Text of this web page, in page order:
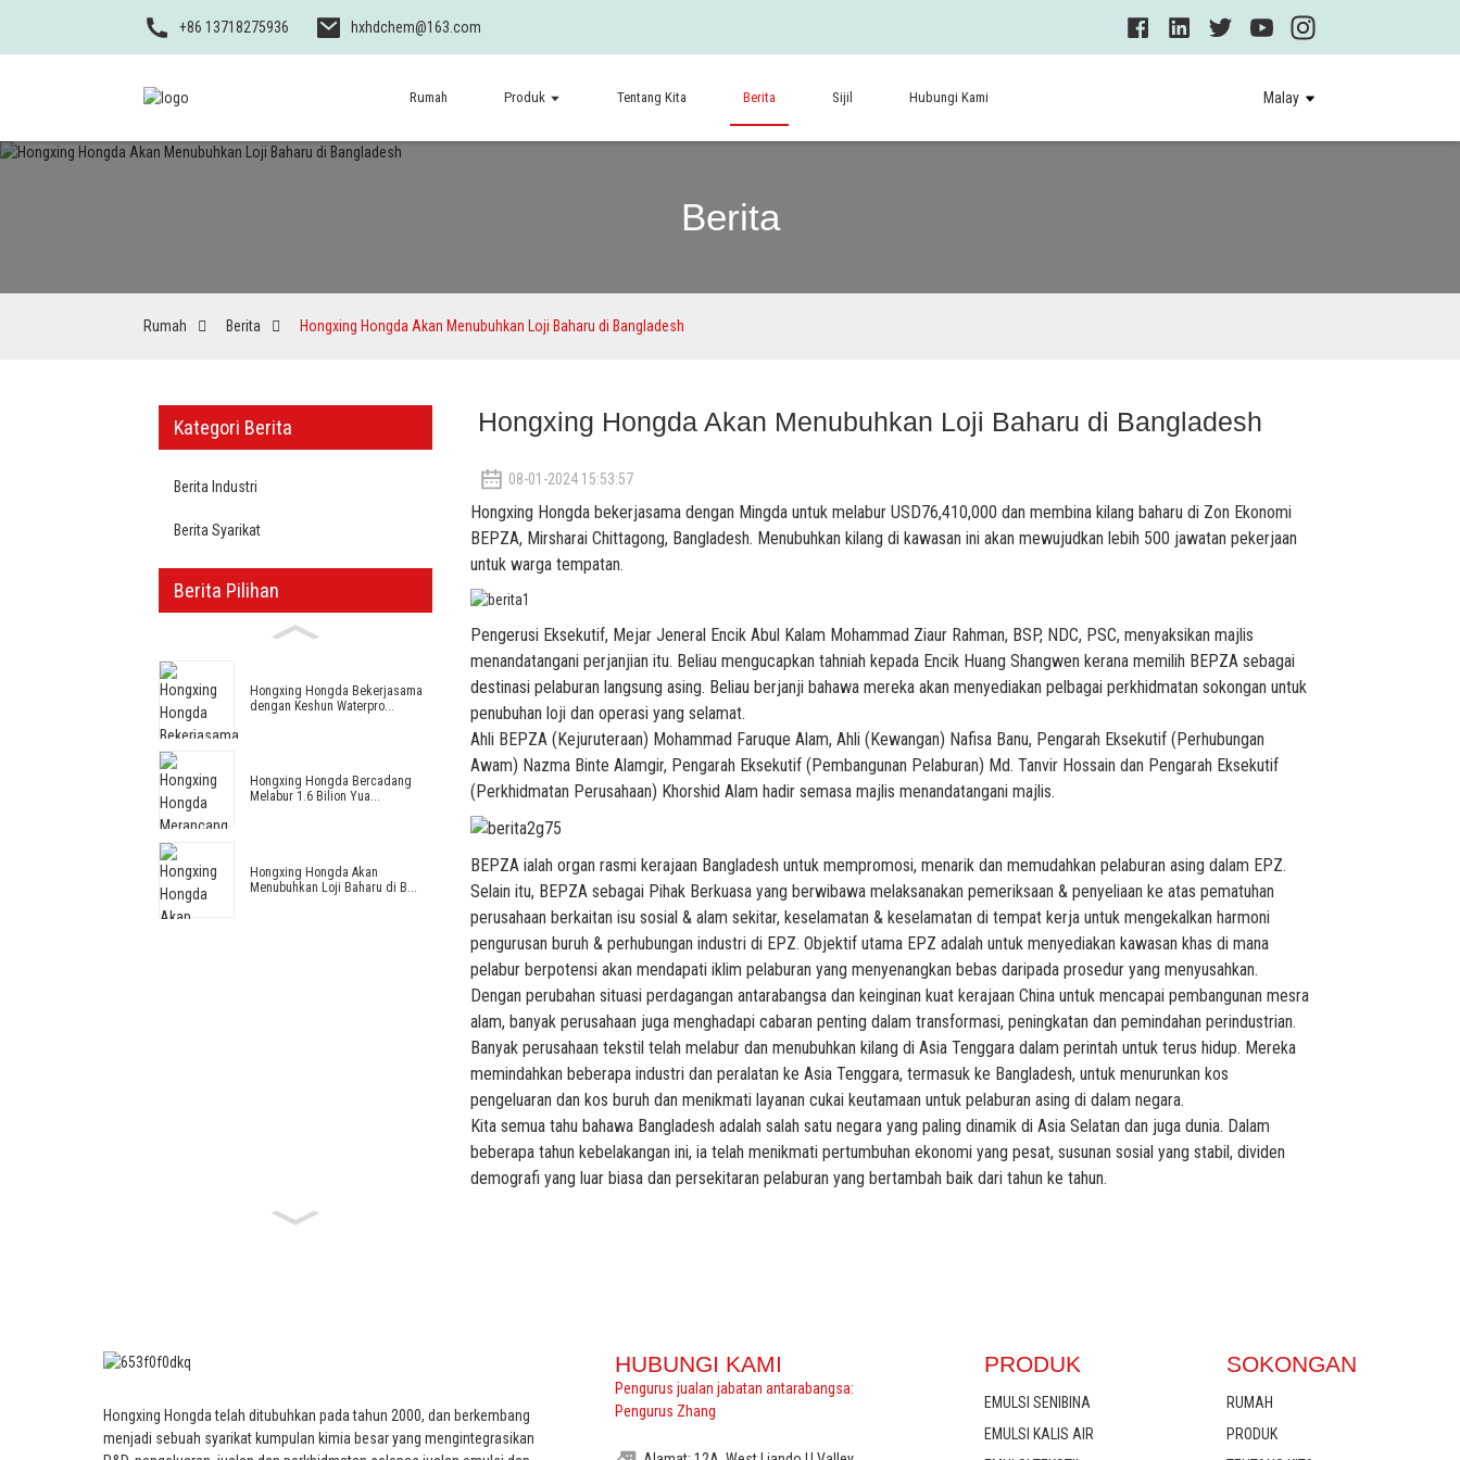
+86 13718275936 hxhdchem@163.com
Rumah Produk Tentang Kita Berita Sijil Hubungi Kami Malay
Berita
Rumah Berita Hongxing Hongda Akan Menubuhkan Loji Baharu di Bangladesh
Kategori Berita
Berita Industri
Berita Syarikat
Berita Pilihan
Hongxing Hongda Bekerjasama
dengan Keshun Waterpro...
Hongxing Hongda Bercadang
Melabur 1.6 Bilion Yua...
Hongxing Hongda Akan
Menubuhkan Loji Baharu di B...
Hongxing Hongda Akan Menubuhkan Loji Baharu di Bangladesh
08-01-2024 15:53:57
Hongxing Hongda bekerjasama dengan Mingda untuk melabur USD76,410,000 dan membina kilang baharu di Zon Ekonomi
BEPZA, Mirsharai Chittagong, Bangladesh. Menubuhkan kilang di kawasan ini akan mewujudkan lebih 500 jawatan pekerjaan
untuk warga tempatan.
Pengerusi Eksekutif, Mejar Jeneral Encik Abul Kalam Mohammad Ziaur Rahman, BSP, NDC, PSC, menyaksikan majlis
menandatangani perjanjian itu. Beliau mengucapkan tahniah kepada Encik Huang Shangwen kerana memilih BEPZA sebagai
destinasi pelaburan langsung asing. Beliau berjanji bahawa mereka akan menyediakan pelbagai perkhidmatan sokongan untuk
penubuhan loji dan operasi yang selamat.
Ahli BEPZA (Kejuruteraan) Mohammad Faruque Alam, Ahli (Kewangan) Nafisa Banu, Pengarah Eksekutif (Perhubungan
Awam) Nazma Binte Alamgir, Pengarah Eksekutif (Pembangunan Pelaburan) Md. Tanvir Hossain dan Pengarah Eksekutif
(Perkhidmatan Perusahaan) Khorshid Alam hadir semasa majlis menandatangani majlis.
BEPZA ialah organ rasmi kerajaan Bangladesh untuk mempromosi, menarik dan memudahkan pelaburan asing dalam EPZ.
Selain itu, BEPZA sebagai Pihak Berkuasa yang berwibawa melaksanakan pemeriksaan & penyeliaan ke atas pematuhan
perusahaan berkaitan isu sosial & alam sekitar, keselamatan & keselamatan di tempat kerja untuk mengekalkan harmoni
pengurusan buruh & perhubungan industri di EPZ. Objektif utama EPZ adalah untuk menyediakan kawasan khas di mana
pelabur berpotensi akan mendapati iklim pelaburan yang menyenangkan bebas daripada prosedur yang menyusahkan.
Dengan perubahan situasi perdagangan antarabangsa dan keinginan kuat kerajaan China untuk mencapai pembangunan mesra
alam, banyak perusahaan juga menghadapi cabaran penting dalam transformasi, peningkatan dan pemindahan perindustrian.
Banyak perusahaan tekstil telah melabur dan menubuhkan kilang di Asia Tenggara dalam perintah untuk terus hidup. Mereka
memindahkan beberapa industri dan peralatan ke Asia Tenggara, termasuk ke Bangladesh, untuk menurunkan kos
pengeluaran dan kos buruh dan menikmati layanan cukai keutamaan untuk pelaburan asing di dalam negara.
Kita semua tahu bahawa Bangladesh adalah salah satu negara yang paling dinamik di Asia Selatan dan juga dunia. Dalam
beberapa tahun kebelakangan ini, ia telah menikmati pertumbuhan ekonomi yang pesat, susunan sosial yang stabil, dividen
demografi yang luar biasa dan persekitaran pelaburan yang bertambah baik dari tahun ke tahun.
Hongxing Hongda telah ditubuhkan pada tahun 2000, dan berkembang
menjadi sebuah syarikat kumpulan kimia besar yang mengintegrasikan
HUBUNGI KAMI
Pengurus jualan jabatan antarabangsa:
Pengurus Zhang
PRODUK
EMULSI SENIBINA
EMULSI KALIS AIR
SOKONGAN
RUMAH
PRODUK